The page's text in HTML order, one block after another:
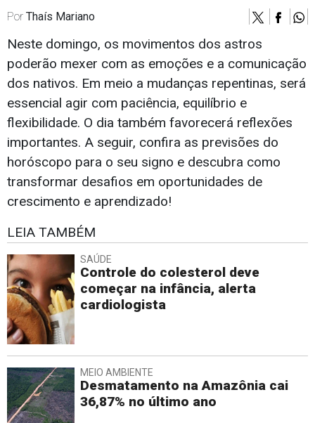
Por Thaís Mariano
Neste domingo, os movimentos dos astros
poderão mexer com as emoções e a comunicação
dos nativos. Em meio a mudanças repentinas, será
essencial agir com paciência, equilíbrio e
flexibilidade. O dia também favorecerá reflexões
importantes. A seguir, confira as previsões do
horóscopo para o seu signo e descubra como
transformar desafios em oportunidades de
crescimento e aprendizado!
LEIA TAMBÉM
SAÚDE
Controle do colesterol deve
começar na infância, alerta
cardiologista
MEIO AMBIENTE
Desmatamento na Amazônia cai
36,87% no último ano